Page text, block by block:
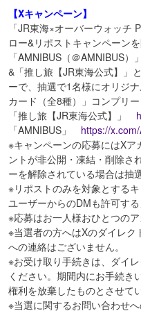
【Xキャンペーン】
「JR東海×オーバーウォッチ
ロー&リポストキャンペーン
「AMNIBUS（＠AMNIBUS
&「推し旅【JR東海公式】」
ーで、抽選で1名様にオリジ
カード（全8種）」コンプリ
「推し旅【JR東海公式】」
「AMNIBUS」 https://
※キャンペーンの応募にはX
ントが非公開・凍結・削除さ
ーを解除されている場合は抽
※リポストのみを対象とする
ユーザーからのDMも許可す
※応募はお一人様おひとつの
※当選者の方へはXのダイレ
への連絡はございません。
※お受け取り手続きは、ダイ
ください。期間内にお手続き
権利を放棄したものとさせて
※当選に関するお問い合わせ